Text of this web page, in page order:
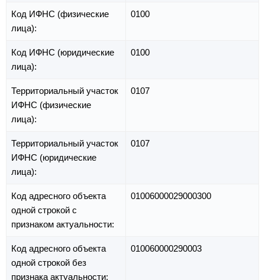
Код ИФНС (физические
лица):
0100
Код ИФНС (юридические
лица):
0100
Территориальный участок
ИФНС (физические
лица):
0107
Территориальный участок
ИФНС (юридические
лица):
0107
Код адресного объекта
одной строкой с
признаком актуальности:
01006000029000300
Код адресного объекта
одной строкой без
признака актуальности:
010060000290003